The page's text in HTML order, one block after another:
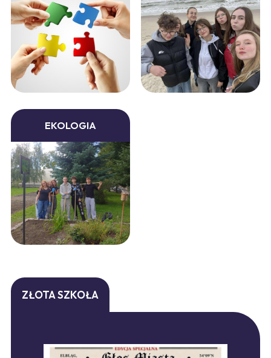
EKOLOGIA
ZŁOTA SZKOŁA